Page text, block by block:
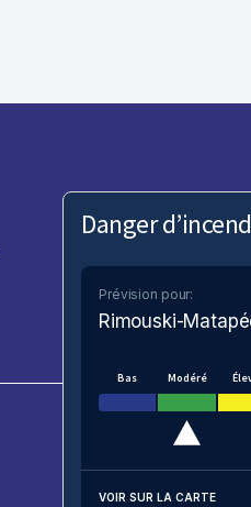
Danger
Prévision pour:
Rimouski-
Bas Modéré
VOIR SUR LA CARTE